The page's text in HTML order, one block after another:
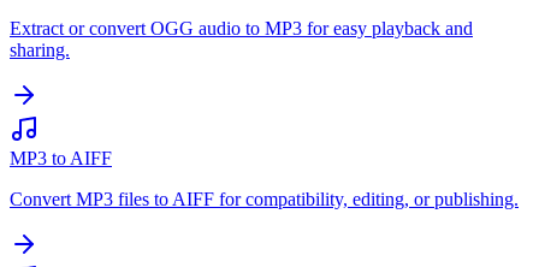
Extract or convert OGG audio to MP3 for easy playback and
sharing.
MP3 to AIFF
Convert MP3 files to AIFF for compatibility, editing, or publishing.